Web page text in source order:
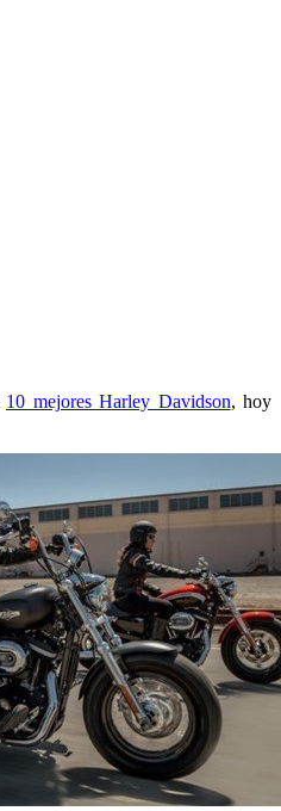
10 mejores Harley Davidson, hoy